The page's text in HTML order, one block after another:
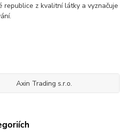
republice z kvalitní látky a vyznačuje
Axin Trading s.r.o.